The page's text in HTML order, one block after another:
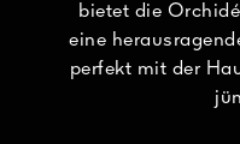
bietet die
eine
perfekt mit der